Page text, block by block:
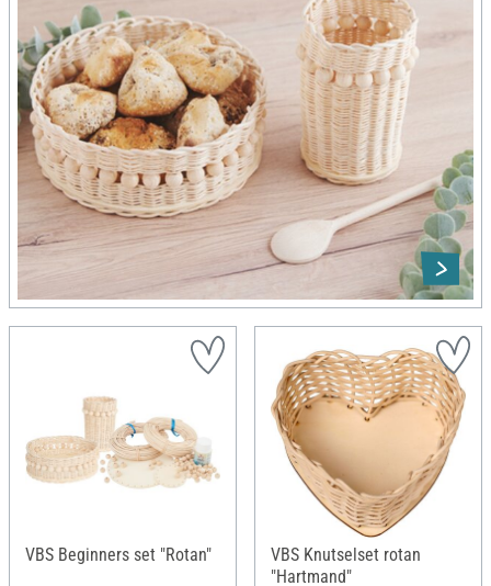
VBS Beginners set "Rotan"
VBS Knutselset rotan
"Hartmand"